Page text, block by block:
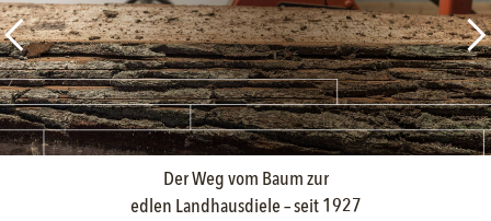
Der Weg vom Baum zur
edlen Landhausdiele – seit 1927